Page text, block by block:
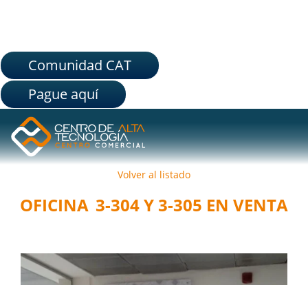
Comunidad CAT
Pague aquí
Volver al listado
OFICINA 3-304 Y 3-305 EN VENTA